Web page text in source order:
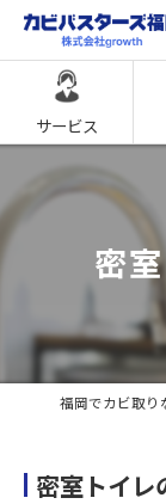
サービス
密
密室トイレ